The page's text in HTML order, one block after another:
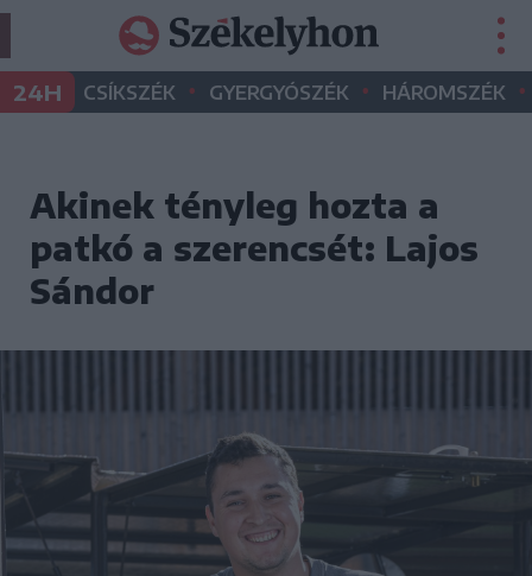
24H CSÍKSZÉK • GYERGYÓSZÉK • HÁROMSZÉK •
Akinek tényleg hozta a
patkó a szerencsét: Lajos
Sándor